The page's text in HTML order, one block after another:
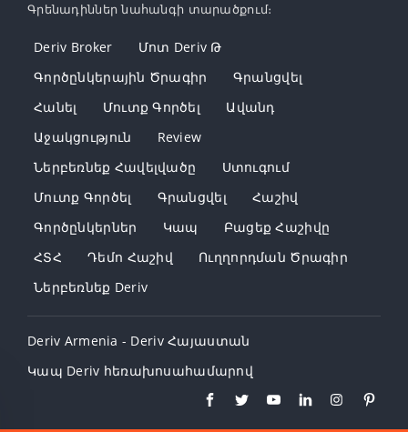
Գրենադիններ նահանգի տարածքում։
Deriv Broker
Մոտ Deriv Թ
Գործընկերային Ծրագիր
Գրանցվել
Հանել
Մուտք Գործել
Ավանդ
Աջակցություն
Review
Ներբեռնեք Հավելվածը
Ստուգում
Մուտք Գործել
Գրանցվել
Հաշիվ
Գործընկերներ
Կապ
Բացեք Հաշիվը
ՀՏՀ
Դեմո Հաշիվ
Ուղղորդման Ծրագիր
Ներբեռնեք Deriv
Deriv Armenia - Deriv Հայաստան
Կապ Deriv հեռախոսահամարով